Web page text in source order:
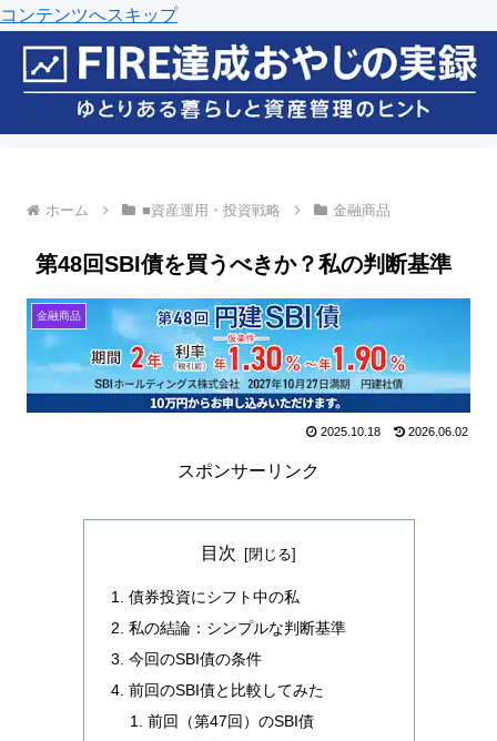
コンテンツへスキップ
ホーム ■資産運用・投資戦略 金融商品
第48回SBI債を買うべきか？私の判断基準
金融商品
2025.10.18 2026.06.02
スポンサーリンク
目次
債券投資にシフト中の私
私の結論：シンプルな判断基準
今回のSBI債の条件
前回のSBI債と比較してみた
前回（第47回）のSBI債